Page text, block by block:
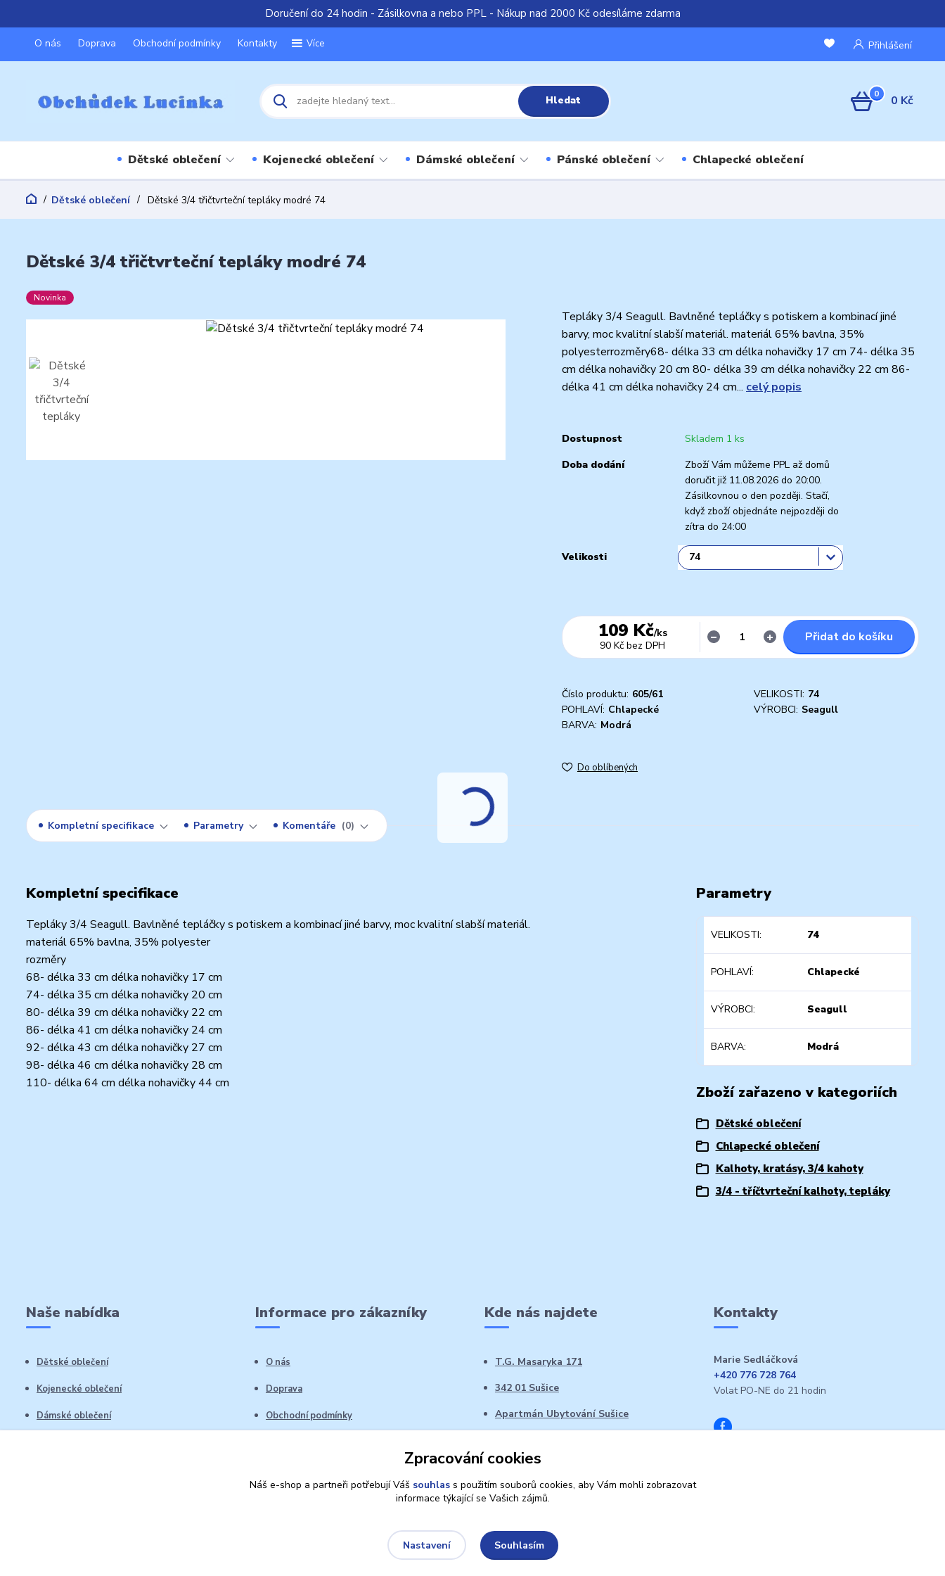
Doručení do 24 hodin - Zásilkovna a nebo PPL - Nákup nad 2000 Kč odesíláme zdarma
O nás Doprava Obchodní podmínky Kontakty Více Přihlášení
Hledat 0 0 Kč
Dětské oblečení Kojenecké oblečení Dámské oblečení Pánské oblečení Chlapecké oblečení
Dětské oblečení Dětské 3/4 třičtvrteční tepláky modré 74
Dětské 3/4 třičtvrteční tepláky modré 74
Novinka
Tepláky 3/4 Seagull. Bavlněné tepláčky s potiskem a kombinací jiné
barvy, moc kvalitní slabší materiál. materiál 65% bavlna, 35%
polyesterrozměry68- délka 33 cm délka nohavičky 17 cm 74- délka 35
cm délka nohavičky 20 cm 80- délka 39 cm délka nohavičky 22 cm 86-
délka 41 cm délka nohavičky 24 cm... celý popis
Dostupnost
Skladem 1 ks
Doba dodání
Zboží Vám můžeme PPL až domů
doručit již 11.08.2026 do 20:00.
Zásilkovnou o den později. Stačí,
když zboží objednáte nejpozději do
zítra do 24:00
Velikosti
109 Kč/ks
90 Kč bez DPH
Přidat do košíku
Číslo produktu: 605/61 VELIKOSTI: 74
POHLAVÍ: Chlapecké VÝROBCI: Seagull
BARVA: Modrá
Do oblíbených
Kompletní specifikace Parametry Komentáře 0
Kompletní specifikace
Tepláky 3/4 Seagull. Bavlněné tepláčky s potiskem a kombinací jiné barvy, moc kvalitní slabší materiál.
materiál 65% bavlna, 35% polyester
rozměry
68- délka 33 cm délka nohavičky 17 cm
74- délka 35 cm délka nohavičky 20 cm
80- délka 39 cm délka nohavičky 22 cm
86- délka 41 cm délka nohavičky 24 cm
92- délka 43 cm délka nohavičky 27 cm
98- délka 46 cm délka nohavičky 28 cm
110- délka 64 cm délka nohavičky 44 cm
Parametry
VELIKOSTI 74
POHLAVÍ Chlapecké
VÝROBCI Seagull
BARVA Modrá
Zboží zařazeno v kategoriích
Dětské oblečení
Chlapecké oblečení
Kalhoty, kratásy, 3/4 kahoty
3/4 - tříčtvrteční kalhoty, tepláky
Naše nabídka
Dětské oblečení
Kojenecké oblečení
Dámské oblečení
Informace pro zákazníky
O nás
Doprava
Obchodní podmínky
Kde nás najdete
T.G. Masaryka 171
342 01 Sušice
Apartmán Ubytování Sušice
Kontakty
Marie Sedláčková
+420 776 728 764
Volat PO-NE do 21 hodin
Zpracování cookies
Náš e-shop a partneři potřebují Váš souhlass použitím souborů cookies, aby Vám mohli zobrazovat
informace týkající se Vašich zájmů.
Nastavení Souhlasím